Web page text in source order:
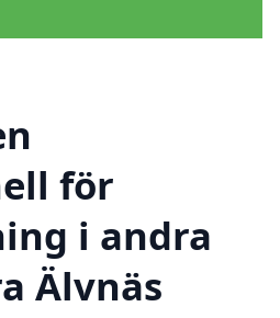
för
i andra
Älvnäs